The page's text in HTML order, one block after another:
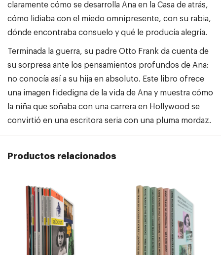
claramente cómo se desarrolla Ana en la Casa de atrás,
cómo lidiaba con el miedo omnipresente, con su rabia,
dónde encontraba consuelo y qué le producía alegría.
Terminada la guerra, su padre Otto Frank da cuenta de
su sorpresa ante los pensamientos profundos de Ana:
no conocía así a su hija en absoluto. Este libro ofrece
una imagen fidedigna de la vida de Ana y muestra cómo
la niña que soñaba con una carrera en Hollywood se
convirtió en una escritora seria con una pluma mordaz.
Productos relacionados